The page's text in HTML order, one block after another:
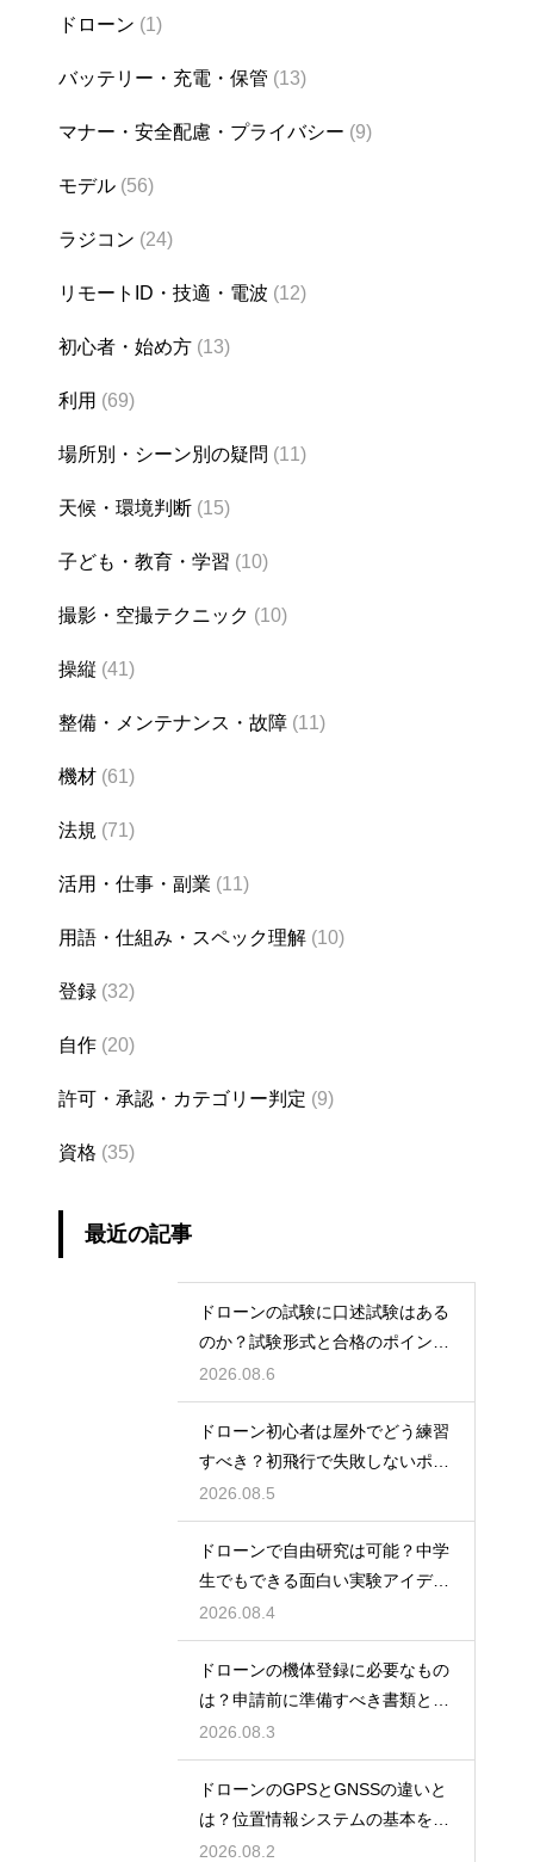
ドローン (1)
バッテリー・充電・保管 (13)
マナー・安全配慮・プライバシー (9)
モデル (56)
ラジコン (24)
リモートID・技適・電波 (12)
初心者・始め方 (13)
利用 (69)
場所別・シーン別の疑問 (11)
天候・環境判断 (15)
子ども・教育・学習 (10)
撮影・空撮テクニック (10)
操縦 (41)
整備・メンテナンス・故障 (11)
機材 (61)
法規 (71)
活用・仕事・副業 (11)
用語・仕組み・スペック理解 (10)
登録 (32)
自作 (20)
許可・承認・カテゴリー判定 (9)
資格 (35)
最近の記事
ドローンの試験に口述試験はある
のか？試験形式と合格のポイント
を解説
2026.08.6
ドローン初心者は屋外でどう練習
すべき？初飛行で失敗しないポイ
ント
2026.08.5
ドローンで自由研究は可能？中学
生でもできる面白い実験アイデア
を紹介
2026.08.4
ドローンの機体登録に必要なもの
は？申請前に準備すべき書類と情
報
2026.08.3
ドローンのGPSとGNSSの違いと
は？位置情報システムの基本を解
説
2026.08.2